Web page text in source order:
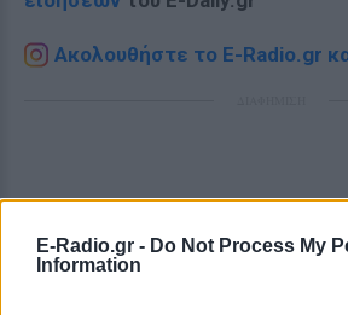
E-Radio.gr - Do Not Process My
Information
Ακολουθήστε το E-Radio.gr